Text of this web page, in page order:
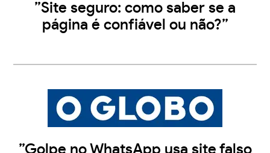
”Site seguro: como saber se a
página é confiável ou não?”
”Golpe no WhatsApp usa site falso